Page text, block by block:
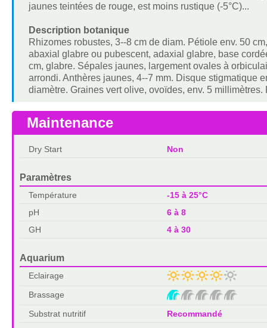
jaunes teintées de rouge, est moins rustique (-5°C)...
Description botanique
Rhizomes robustes, 3--8 cm de diam. Pétiole env. 50
abaxial glabre ou pubescent, adaxial glabre, base
cm, glabre. Sépales jaunes, largement ovales à
arrondi. Anthères jaunes, 4--7 mm. Disque stigmatique
diamètre. Graines vert olive, ovoïdes, env. 5 millimètres.
Maintenance
Dry Start Non
Paramètres
Température
-15 à 25°C
pH
6 à 8
GH
4 à 30
Aquarium
Eclairage
Brassage
Substrat nutritif
Recommandé